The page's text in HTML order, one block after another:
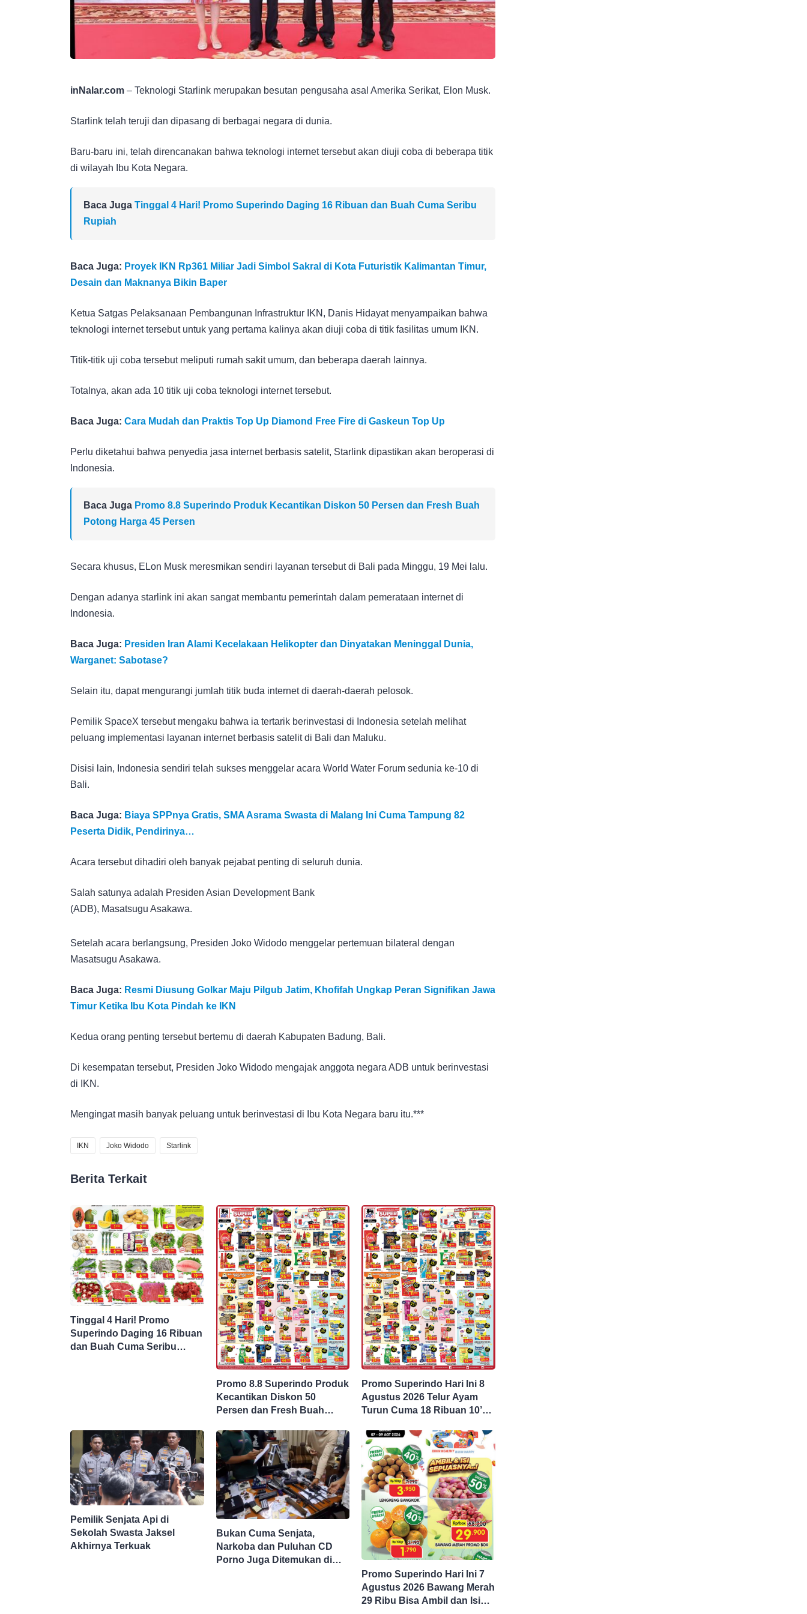
inNalar.com – Teknologi Starlink merupakan besutan pengusaha asal Amerika Serikat, Elon Musk.
Starlink telah teruji dan dipasang di berbagai negara di dunia.
Baru-baru ini, telah direncanakan bahwa teknologi internet tersebut akan diuji coba di beberapa titik
di wilayah Ibu Kota Negara.
Baca Juga Tinggal 4 Hari! Promo Superindo Daging 16 Ribuan dan Buah Cuma Seribu
Rupiah
Baca Juga: Proyek IKN Rp361 Miliar Jadi Simbol Sakral di Kota Futuristik Kalimantan Timur,
Desain dan Maknanya Bikin Baper
Ketua Satgas Pelaksanaan Pembangunan Infrastruktur IKN, Danis Hidayat menyampaikan bahwa
teknologi internet tersebut untuk yang pertama kalinya akan diuji coba di titik fasilitas umum IKN.
Titik-titik uji coba tersebut meliputi rumah sakit umum, dan beberapa daerah lainnya.
Totalnya, akan ada 10 titik uji coba teknologi internet tersebut.
Baca Juga: Cara Mudah dan Praktis Top Up Diamond Free Fire di Gaskeun Top Up
Perlu diketahui bahwa penyedia jasa internet berbasis satelit, Starlink dipastikan akan beroperasi di
Indonesia.
Baca Juga Promo 8.8 Superindo Produk Kecantikan Diskon 50 Persen dan Fresh Buah
Potong Harga 45 Persen
Secara khusus, ELon Musk meresmikan sendiri layanan tersebut di Bali pada Minggu, 19 Mei lalu.
Dengan adanya starlink ini akan sangat membantu pemerintah dalam pemerataan internet di
Indonesia.
Baca Juga: Presiden Iran Alami Kecelakaan Helikopter dan Dinyatakan Meninggal Dunia,
Warganet: Sabotase?
Selain itu, dapat mengurangi jumlah titik buda internet di daerah-daerah pelosok.
Pemilik SpaceX tersebut mengaku bahwa ia tertarik berinvestasi di Indonesia setelah melihat
peluang implementasi layanan internet berbasis satelit di Bali dan Maluku.
Disisi lain, Indonesia sendiri telah sukses menggelar acara World Water Forum sedunia ke-10 di
Bali.
Baca Juga: Biaya SPPnya Gratis, SMA Asrama Swasta di Malang Ini Cuma Tampung 82
Peserta Didik, Pendirinya…
Acara tersebut dihadiri oleh banyak pejabat penting di seluruh dunia.
Salah satunya adalah Presiden Asian Development Bank
(ADB), Masatsugu Asakawa.
Setelah acara berlangsung, Presiden Joko Widodo menggelar pertemuan bilateral dengan
Masatsugu Asakawa.
Baca Juga: Resmi Diusung Golkar Maju Pilgub Jatim, Khofifah Ungkap Peran Signifikan Jawa
Timur Ketika Ibu Kota Pindah ke IKN
Kedua orang penting tersebut bertemu di daerah Kabupaten Badung, Bali.
Di kesempatan tersebut, Presiden Joko Widodo mengajak anggota negara ADB untuk berinvestasi
di IKN.
Mengingat masih banyak peluang untuk berinvestasi di Ibu Kota Negara baru itu.***
IKN Joko Widodo Starlink
Berita Terkait
Tinggal 4 Hari! Promo
Superindo Daging 16 Ribuan
dan Buah Cuma Seribu
Promo 8.8 Superindo Produk
Kecantikan Diskon 50
Persen dan Fresh Buah
Promo Superindo Hari Ini 8
Agustus 2026 Telur Ayam
Turun Cuma 18 Ribuan 10’S
Persen
Pemilik Senjata Api di
Sekolah Swasta Jaksel
Akhirnya Terkuak
Bukan Cuma Senjata,
Narkoba dan Puluhan CD
Porno Juga Ditemukan di
Promo Superindo Hari Ini 7
Agustus 2026 Bawang Merah
29 Ribu Bisa Ambil dan Isi